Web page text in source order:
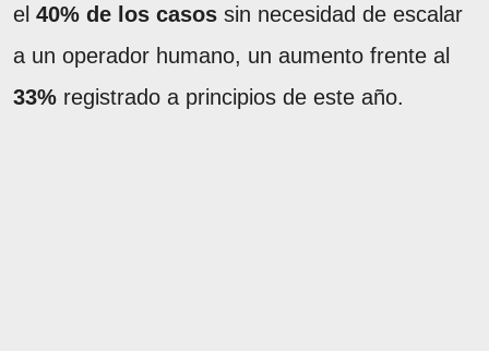
el 40% de los casos sin necesidad de escalar
a un operador humano, un aumento frente al
33% registrado a principios de este año.